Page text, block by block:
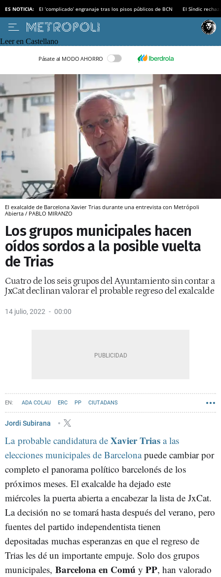
ES NOTICIA: El ‘complicado’ engranaje tras los pisos públicos de BCN El Síndic
Leer en Castellano
Pásate al MODO AHORRO
El exalcalde de Barcelona Xavier Trias durante una entrevista con Metrópoli
Abierta / PABLO MIRANZO
Los grupos municipales hacen
oídos sordos a la posible vuelta
de Trias
Cuatro de los seis grupos del Ayuntamiento sin contar a
JxCat declinan valorar el probable regreso del exalcalde
14 julio, 2022 00:00
ADA COLAU ERC PP CIUTADANS
PSC - PARTIT DELS SOCIALISTES DE CATALUNYA
ELECCIONES MUNICIPALES DE BARCELONA 2023 ERNEST MARAGALL
AYUNTAMIENTO DE BARCELONA JXCAT JAUME COLLBONI VALENTS
Jordi Subirana
La probable candidatura de Xavier Trias a las
elecciones municipales de Barcelonapuede cambiar por
completo el panorama político barcelonés de los
próximos meses. El exalcalde ha dejado este
miércoles la puerta abierta a encabezar la lista de JxCat.
La decisión no se tomará hasta después del verano, pero
fuentes del partido independentista tienen
depositadas muchas esperanzas en que el regreso de
Trias les dé un importante empuje. Solo dos grupos
municipales, Barcelona en Comú y PP, han valorado